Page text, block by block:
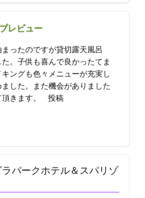
レビュー
まったのですが貸切露天風呂
。子供も喜んで良かったてま
ングも色々メニューが充実し
した。また機会がありました
。 2021-12-12 08:33:50投稿
ラパークホテル＆スパリゾ